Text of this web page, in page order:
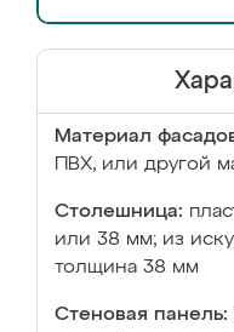
Материал
ПВХ, или другой
Столешница:
или 38 мм; из
толщина 38 мм
Стеновая панель: